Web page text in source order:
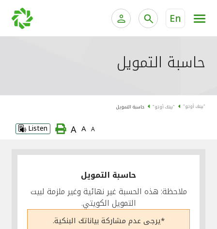
En
الخدمات المصرفية الإلكترونية للأفراد
خدمة "بيتك" للتداول الإلكتروني
جميع السيارات
اتصل بنا
حاسبة التمويل
"بيتك أوتو" "بيتك أوتو" حاسبة التمويل
A
A
A
Listen
حاسبة التمويل
ملاحظة: هذه الحسبة غير نهائية وغير ملزمة لبيت
التمويل الكويتي.
*يرجى عدم مشاركة بياناتك البنكية.